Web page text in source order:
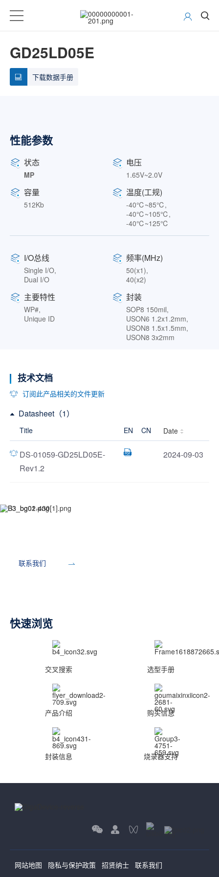
GD25LD05E
下载数据手册
性能参数
状态
MP
电压
1.65V~2.0V
容量
512Kb
温度(工规)
-40℃~85℃,
-40℃~105℃,
-40℃~125℃
I/O总线
Single I/O,
Dual I/O
频率(MHz)
50(x1),
40(x2)
主要特性
WP#,
Unique ID
封装
SOP8 150mil,
USON6 1.2x1.2mm,
USON8 1.5x1.5mm,
USON8 3x2mm
技术文档
订阅此产品相关的文件更新
Datasheet（1）
Title EN CN Date
DS-01059-GD25LD05E-
Rev1.2
2024-09-03
联系我们
快速浏览
交叉搜索 选型手册
产品介绍 购买信息
封装信息 烧录器支持
网站地图 隐私与保护政策 招贤纳士 联系我们